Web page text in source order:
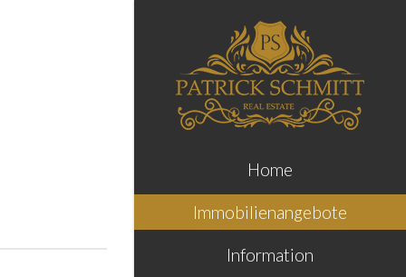
Home
Immobilienangebote
Information